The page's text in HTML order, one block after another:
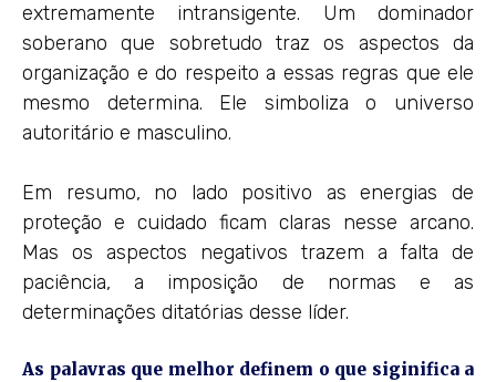
extremamente intransigente. Um dominador
soberano que sobretudo traz os aspectos da
organização e do respeito a essas regras que ele
mesmo determina. Ele simboliza o universo
autoritário e masculino.
Em resumo, no lado positivo as energias de
proteção e cuidado ficam claras nesse arcano.
Mas os aspectos negativos trazem a falta de
paciência, a imposição de normas e as
determinações ditatórias desse líder.
As palavras que melhor definem o que siginifica a